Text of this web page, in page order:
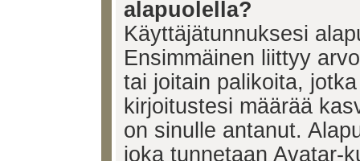
alapuolella?
Käyttäjätunnuksesi
Ensimmäinen liittyy
tai joitain palikoita,
kirjoitustesi määrää
on sinulle antanut.
joka tunnetaan Avatar-